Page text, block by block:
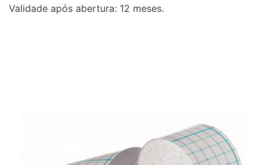
Validade após abertura: 12 meses.